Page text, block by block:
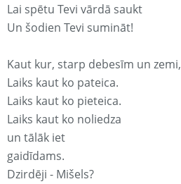
Lai spētu Tevi vārdā saukt
Un šodien Tevi sumināt!
Kaut kur, starp debesīm un zemi,
Laiks kaut ko pateica.
Laiks kaut ko pieteica.
Laiks kaut ko noliedza
un tālāk iet
gaidīdams.
Dzirdēji - Mišels?